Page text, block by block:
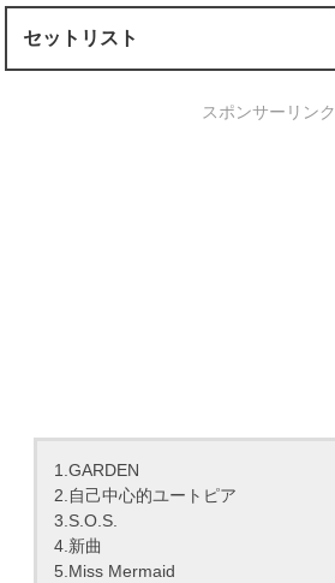
セットリスト
スポンサーリンク
1.GARDEN
2.自己中心的ユートピア
3.S.O.S.
4.新曲
5.Miss Mermaid